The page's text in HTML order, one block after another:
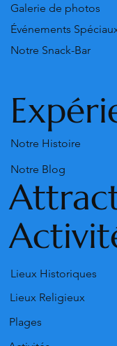
Galerie de photos
Notre Snack-Bar
Événements
Notre Histoire
Notre Blog
Lieux Historiques
Lieux Religieux
Plages